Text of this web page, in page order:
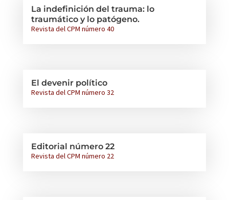
La indefinición del trauma: lo
traumático y lo patógeno.
Revista del CPM número 40
El devenir político
Revista del CPM número 32
Editorial número 22
Revista del CPM número 22